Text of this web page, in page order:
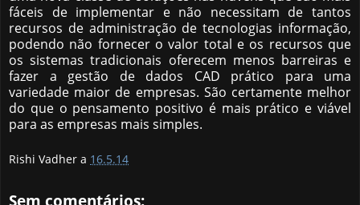
fáceis de implementar e não necessitam de tantos
recursos de administração de tecnologias informação,
podendo não fornecer o valor total e os recursos que
os sistemas tradicionais oferecem menos barreiras e
fazer a gestão de dados CAD prático para uma
variedade maior de empresas. São certamente melhor
do que o pensamento positivo é mais prático e viável
para as empresas mais simples.
Rishi Vadher a 16.5.14
Sem comentários: